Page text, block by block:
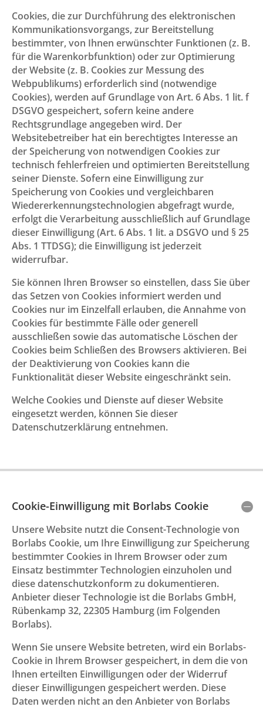
Cookies, die zur Durchführung des elektronischen
Kommunikationsvorgangs, zur Bereitstellung
bestimmter, von Ihnen erwünschter Funktionen (z. B.
für die Warenkorbfunktion) oder zur Optimierung
der Website (z. B. Cookies zur Messung des
Webpublikums) erforderlich sind (notwendige
Cookies), werden auf Grundlage von Art. 6 Abs. 1 lit. f
DSGVO gespeichert, sofern keine andere
Rechtsgrundlage angegeben wird. Der
Websitebetreiber hat ein berechtigtes Interesse an
der Speicherung von notwendigen Cookies zur
technisch fehlerfreien und optimierten Bereitstellung
seiner Dienste. Sofern eine Einwilligung zur
Speicherung von Cookies und vergleichbaren
Wiedererkennungstechnologien abgefragt wurde,
erfolgt die Verarbeitung ausschließlich auf Grundlage
dieser Einwilligung (Art. 6 Abs. 1 lit. a DSGVO und § 25
Abs. 1 TTDSG); die Einwilligung ist jederzeit
widerrufbar.
Sie können Ihren Browser so einstellen, dass Sie über
das Setzen von Cookies informiert werden und
Cookies nur im Einzelfall erlauben, die Annahme von
Cookies für bestimmte Fälle oder generell
ausschließen sowie das automatische Löschen der
Cookies beim Schließen des Browsers aktivieren. Bei
der Deaktivierung von Cookies kann die
Funktionalität dieser Website eingeschränkt sein.
Welche Cookies und Dienste auf dieser Website
eingesetzt werden, können Sie dieser
Datenschutzerklärung entnehmen.
Cookie-Einwilligung mit Borlabs Cookie
Unsere Website nutzt die Consent-Technologie von
Borlabs Cookie, um Ihre Einwilligung zur Speicherung
bestimmter Cookies in Ihrem Browser oder zum
Einsatz bestimmter Technologien einzuholen und
diese datenschutzkonform zu dokumentieren.
Anbieter dieser Technologie ist die Borlabs GmbH,
Rübenkamp 32, 22305 Hamburg (im Folgenden
Borlabs).
Wenn Sie unsere Website betreten, wird ein Borlabs-
Cookie in Ihrem Browser gespeichert, in dem die von
Ihnen erteilten Einwilligungen oder der Widerruf
dieser Einwilligungen gespeichert werden. Diese
Daten werden nicht an den Anbieter von Borlabs